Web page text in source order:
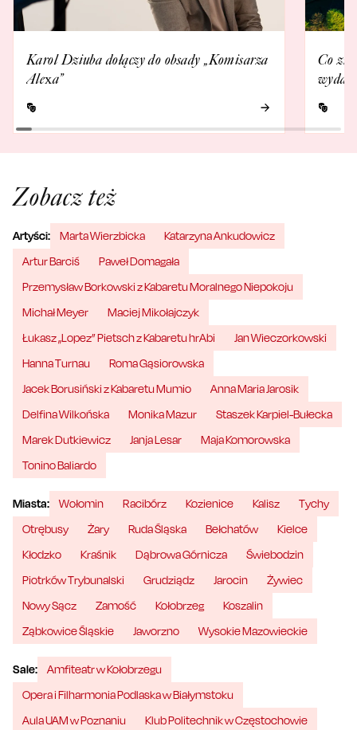
Karol Dziuba dołączy do obsady „Komisarza
Alexa”
Co
Zobacz też
Artyści: Marta Wierzbicka
Katarzyna Ankudowicz
Artur Barciś
Paweł Domagała
Przemysław Borkowski z Kabaretu Moralnego Niepokoju
Michał Meyer
Maciej Mikołajczyk
Łukasz „Lopez” Pietsch z Kabaretu hrAbi
Jan Wieczorkowski
Hanna Turnau
Roma Gąsiorowska
Jacek Borusiński z Kabaretu Mumio
Anna Maria Jarosik
Delfina Wilkońska
Monika Mazur
Staszek Karpiel-Bułecka
Marek Dutkiewicz
Janja Lesar
Maja Komorowska
Tonino Baliardo
Miasta: Wołomin Racibórz Kozienice Kalisz
Tychy
Otrębusy
Żary Ruda Śląska Bełchatów
Kielce
Kłodzko
Kraśnik Dąbrowa Górnicza
Świebodzin
Piotrków Trybunalski
Grudziądz Jarocin
Żywiec
Nowy Sącz
Zamość Kołobrzeg
Koszalin
Ząbkowice Śląskie
Jaworzno Wysokie Mazowieckie
Sale:
Amfiteatr w Kołobrzegu
Opera i Filharmonia Podlaska w Białymstoku
Aula UAM w Poznaniu
Klub Politechnik w Częstochowie